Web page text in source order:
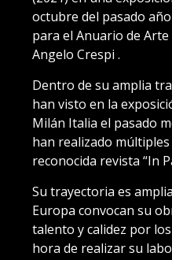
octubre del pasado
para el Anuario de
Angelo Crespi .
Dentro de su amplia
han visto en la
Milán Italia el pasado
han realizado
reconocida revista “In
Su trayectoria es
Europa convocan su
talento y calidez por
hora de realizar su